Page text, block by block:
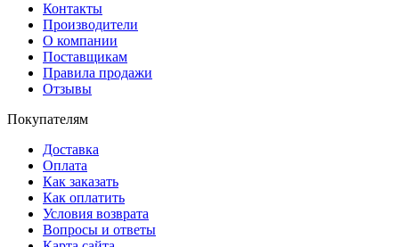
Контакты
Производители
О компании
Поставщикам
Правила продажи
Отзывы
Покупателям
Доставка
Оплата
Как заказать
Как оплатить
Условия возврата
Вопросы и ответы